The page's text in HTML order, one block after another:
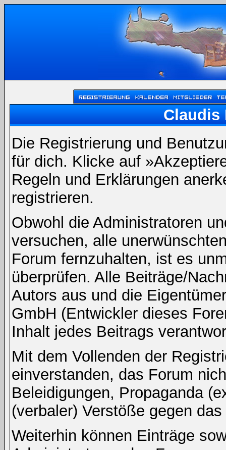
Claudis
Die Registrierung und
für dich. Klicke auf
Regeln und Erklärungen
registrieren.
Obwohl die Administratoren
versuchen, alle
Forum fernzuhalten, ist es
überprüfen. Alle Beiträge/
Autors aus und die
GmbH (Entwickler dieses
Inhalt jedes Beitrags
Mit dem Vollenden der
einverstanden, das Forum
Beleidigungen, Propaganda
(verbaler) Verstöße gegen
Weiterhin können Einträge